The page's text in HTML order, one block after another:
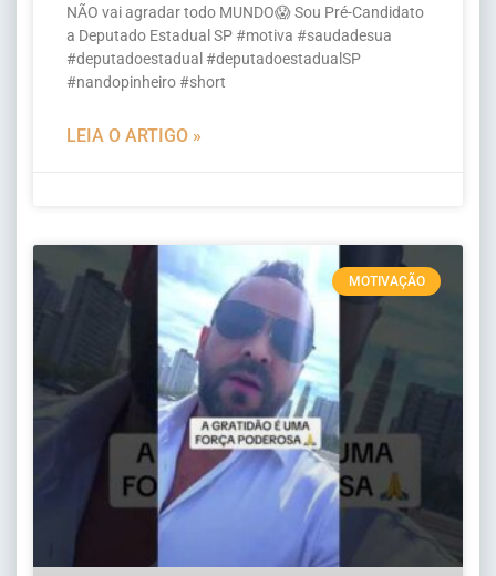
NÃO vai agradar todo MUNDO😱 Sou Pré-Candidato
a Deputado Estadual SP #motiva #saudadesua
#deputadoestadual #deputadoestadualSP
#nandopinheiro #short
LEIA O ARTIGO »
MOTIVAÇÃO